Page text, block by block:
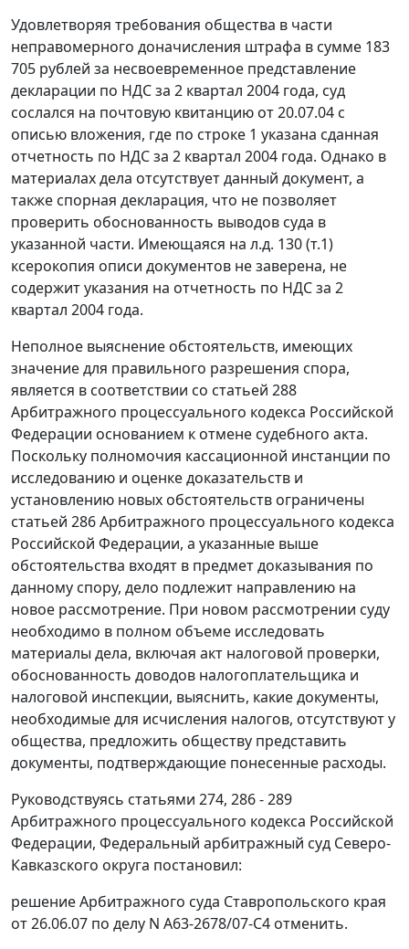
Удовлетворяя требования общества в части
неправомерного доначисления штрафа в сумме 183
705 рублей за несвоевременное представление
декларации по НДС за 2 квартал 2004 года, суд
сослался на почтовую квитанцию от 20.07.04 с
описью вложения, где по строке 1 указана сданная
отчетность по НДС за 2 квартал 2004 года. Однако в
материалах дела отсутствует данный документ, а
также спорная декларация, что не позволяет
проверить обоснованность выводов суда в
указанной части. Имеющаяся на л.д. 130 (т.1)
ксерокопия описи документов не заверена, не
содержит указания на отчетность по НДС за 2
квартал 2004 года.
Неполное выяснение обстоятельств, имеющих
значение для правильного разрешения спора,
является в соответствии со статьей 288
Арбитражного процессуального кодекса Российской
Федерации основанием к отмене судебного акта.
Поскольку полномочия кассационной инстанции по
исследованию и оценке доказательств и
установлению новых обстоятельств ограничены
статьей 286Арбитражного процессуального кодекса
Российской Федерации, а указанные выше
обстоятельства входят в предмет доказывания по
данному спору, дело подлежит направлению на
новое рассмотрение. При новом рассмотрении суду
необходимо в полном объеме исследовать
материалы дела, включая акт налоговой проверки,
обоснованность доводов налогоплательщика и
налоговой инспекции, выяснить, какие документы,
необходимые для исчисления налогов, отсутствуют у
общества, предложить обществу представить
документы, подтверждающие понесенные расходы.
Руководствуясь статьями 274, 286 - 289
Арбитражного процессуального кодекса Российской
Федерации, Федеральный арбитражный суд Северо-
Кавказского округа постановил:
решение Арбитражного суда Ставропольского края
от 26.06.07 по делу N А63-2678/07-С4 отменить.